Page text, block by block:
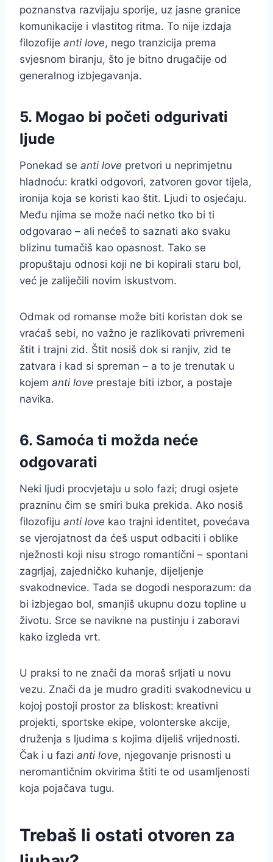
poznanstva razvijaju sporije, uz jasne granice
komunikacije i vlastitog ritma. To nije izdaja
filozofije anti love, nego tranzicija prema
svjesnom biranju, što je bitno drugačije od
generalnog izbjegavanja.
5. Mogao bi početi odgurivati
ljude
Ponekad se anti love pretvori u neprimjetnu
hladnoću: kratki odgovori, zatvoren govor tijela,
ironija koja se koristi kao štit. Ljudi to osjećaju.
Među njima se može naći netko tko bi ti
odgovarao – ali nećeš to saznati ako svaku
blizinu tumačiš kao opasnost. Tako se
propuštaju odnosi koji ne bi kopirali staru bol,
već je zaliječili novim iskustvom.
Odmak od romanse može biti koristan dok se
vraćaš sebi, no važno je razlikovati privremeni
štit i trajni zid. Štit nosiš dok si ranjiv, zid te
zatvara i kad si spreman – a to je trenutak u
kojem anti love prestaje biti izbor, a postaje
navika.
6. Samoća ti možda neće
odgovarati
Neki ljudi procvjetaju u solo fazi; drugi osjete
prazninu čim se smiri buka prekida. Ako nosiš
filozofiju anti love kao trajni identitet, povećava
se vjerojatnost da ćeš usput odbaciti i oblike
nježnosti koji nisu strogo romantični – spontani
zagrljaj, zajedničko kuhanje, dijeljenje
svakodnevice. Tada se dogodi nesporazum: da
bi izbjegao bol, smanjiš ukupnu dozu topline u
životu. Srce se navikne na pustinju i zaboravi
kako izgleda vrt.
U praksi to ne znači da moraš srljati u novu
vezu. Znači da je mudro graditi svakodnevicu u
kojoj postoji prostor za bliskost: kreativni
projekti, sportske ekipe, volonterske akcije,
druženja s ljudima s kojima dijeliš vrijednosti.
Čak i u fazi anti love, njegovanje prisnosti u
neromantičnim okvirima štiti te od usamljenosti
koja pojačava tugu.
Trebaš li ostati otvoren za